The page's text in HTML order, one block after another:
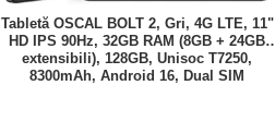
Tabletă OSCAL BOLT 2, Gri, 4G LTE, 11"
HD IPS 90Hz, 32GB RAM (8GB + 24GB
extensibili), 128GB, Unisoc T7250,
8300mAh, Android 16, Dual SIM